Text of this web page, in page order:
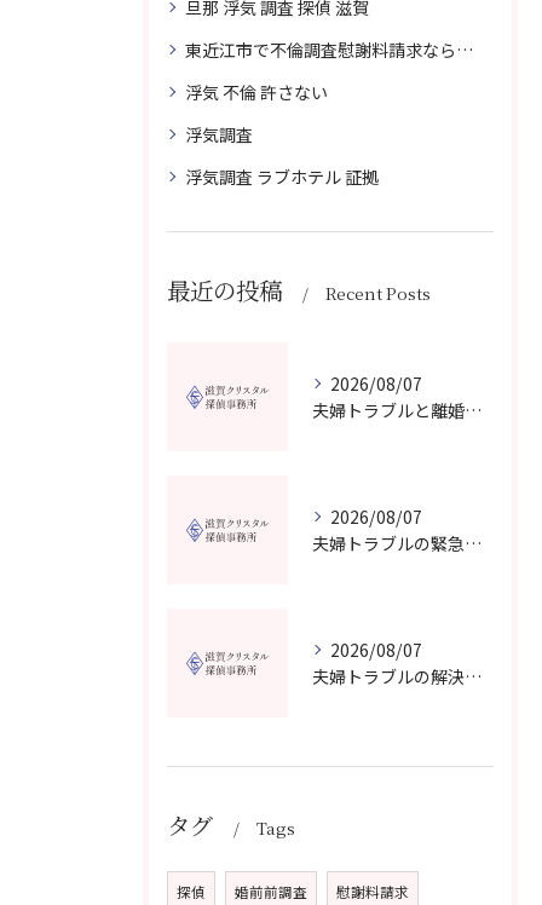
旦那 浮気 調査 探偵 滋賀
東近江市で不倫調査慰謝料請求なら滋賀クリスタル探偵事務所へご相談
浮気 不倫 許さない
浮気調査
浮気調査 ラブホテル 証拠
最近の投稿 Recent Posts
2026/08/07
夫婦トラブルと離婚相談を滋賀県野洲市で費用や無料窓口の選び方まで詳しく解説
2026/08/07
夫婦トラブルの緊急相談を滋賀県甲賀市で今すぐ受けるための信頼できる窓口選びガイド
2026/08/07
夫婦トラブルの解決に役立つカウンセリングと滋賀県近江八幡市で相談先を選ぶコツ
タグ Tags
探偵 婚前前調査 慰謝料請求